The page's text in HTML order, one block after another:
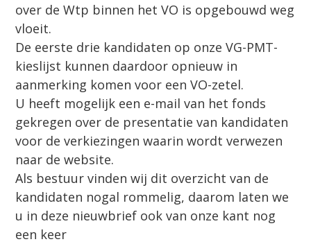
over de Wtp binnen het VO is opgebouwd weg
vloeit.
De eerste drie kandidaten op onze VG-PMT-
kieslijst kunnen daardoor opnieuw in
aanmerking komen voor een VO-zetel.
U heeft mogelijk een e-mail van het fonds
gekregen over de presentatie van kandidaten
voor de verkiezingen waarin wordt verwezen
naar de website.
Als bestuur vinden wij dit overzicht van de
kandidaten nogal rommelig, daarom laten we
u in deze nieuwbrief ook van onze kant nog
een keer